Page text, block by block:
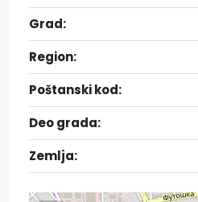
Grad:
Region:
Poštanski kod:
Deo grada:
Zemlja: